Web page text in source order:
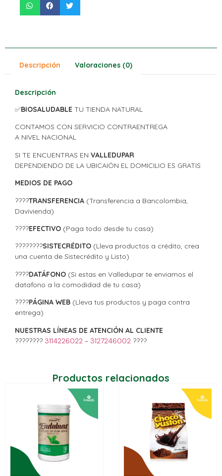
Descripción Valoraciones (0)
Descripción
✅BIOSALUDABLE TU TIENDA NATURAL
CONTAMOS CON SERVICIO CONTRAENTREGA
A NIVEL NACIONAL
SI TE ENCUENTRAS EN VALLEDUPAR
DEPENDIENDO DE LA UBICAIÓN EL DOMICILIO ES GRATIS
MEDIOS DE PAGO
????TRANSFERENCIA (Transferencia a Bancolombia,
Davivienda)
????EFECTIVO (Paga todo desde tu casa)
????????SISTECRÉDITO (Lleva productos a crédito, crea
una cuenta de Sistecrédito y Listo)
????DATÁFONO (Si estas en Valledupar te enviamos el
datafono a la comodidad de tu casa)
????PÁGINA WEB (Lleva tus productos y paga contra
entrega)
NUESTRAS LÍNEAS DE ATENCIÓN AL CLIENTE
???????? 3114226022 – 3127246002 ????
Productos relacionados